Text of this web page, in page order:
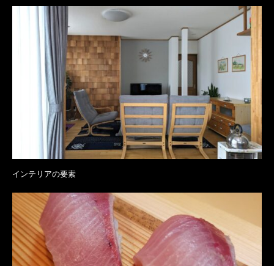
インテリアの要素